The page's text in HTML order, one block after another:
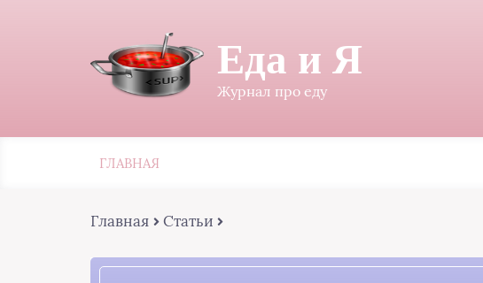
Еда и Я
Журнал про еду
ГЛАВНАЯ
Главная Статьи